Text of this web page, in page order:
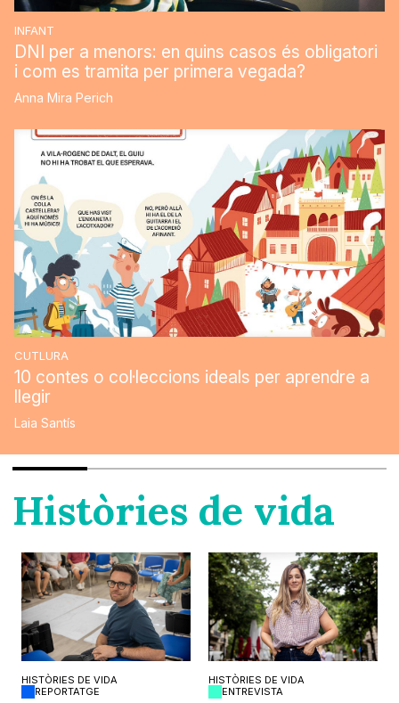
INFANT
DNI per a menors: en quins casos és obligatori
i com es tramita per primera vegada?
Anna Mira Perich
CUTLURA
10 contes o col·leccions ideals per aprendre a
llegir
Laia Santís
Històries de vida
HISTÒRIES DE VIDA
REPORTATGE
HISTÒRIES DE VIDA
ENTREVISTA